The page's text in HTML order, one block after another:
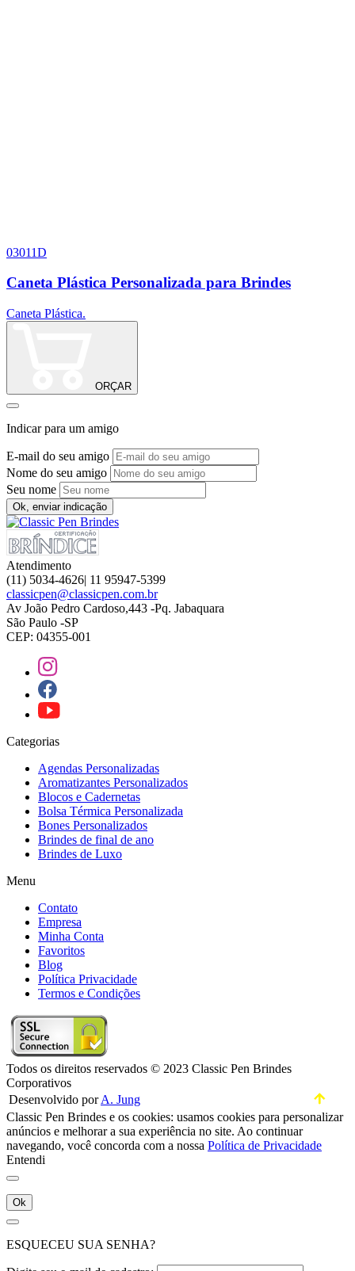
03011D
Caneta Plástica Personalizada para Brindes
Caneta Plástica.
ORÇAR
Indicar para um amigo
E-mail do seu amigo
Nome do seu amigo
Seu nome
Ok, enviar indicação
Atendimento
(11) 5034-4626| 11 95947-5399
classicpen@classicpen.com.br
Av João Pedro Cardoso,443 -Pq. Jabaquara
São Paulo -SP
CEP: 04355-001
Categorias
Agendas Personalizadas
Aromatizantes Personalizados
Blocos e Cadernetas
Bolsa Térmica Personalizada
Bones Personalizados
Brindes de final de ano
Brindes de Luxo
Menu
Contato
Empresa
Minha Conta
Favoritos
Blog
Política Privacidade
Termos e Condições
Todos os direitos reservados © 2023 Classic Pen Brindes
Corporativos
Desenvolvido porA. Jung
Classic Pen Brindes e os cookies: usamos cookies para personalizar
anúncios e melhorar a sua experiência no site. Ao continuar
navegando, você concorda com a nossa Política de Privacidade
Entendi
Ok
ESQUECEU SUA SENHA?